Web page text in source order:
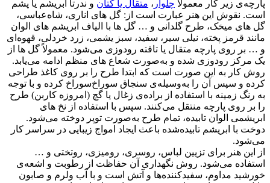
پارچه‌ی زیر کار معمولاًچلوار ، متقال یا کتان و ندرتاً ابریشم یا پشم
است. نقوش این هنر عبارت است از: گل های اناری، شاه‌عباسی،
گل های میخک، طرح گلدانی و … گل ها با الیاف ابریشم های الوان
مانند قرمز پخته، نیلی سیر، سفید، سبز یشمی، زرد خردلی، قهوه‌ای
و … بر روی پارچه متقال یا تافته رودوزی می‌شود. معمولاً گل ها از
یک مرکز رودوزی شده و به‌صورت شعاع های منظم ادامه می‌یابد.
روش کار به این صورت است که ابتدا طرح را بر روی کاغذ طراحی
کرده و سپس آن را به‌وسیله‌ی سنجاق سوراخ‌سوراخ کرده و با توجه
به رنگ زمینه با استفاده از براده‌ی زغال یا گچ (امروزه کاربن) طرح
را بر روی پارچه منتقل می‌کنند. سپس با استفاده از نخ های
ابریشمی الوان تابیده، تمام طرح به‌صورت توپر دوخته می‌شود.
دوخت با ابریشم تابیده‌شده باعث ایجاد امواج زیبایی در سراسر کار
می‌شود.
از این هنر برای تزیین لباس، روسری، رومیزی، روتختی و …
استفاده می‌شود. روش نگهداری آن حفاظت از رطوبت و اشعه‌ی
خورشید مداوم، سفیدکننده‌ها و آتش است و با آب ولرم و صابون